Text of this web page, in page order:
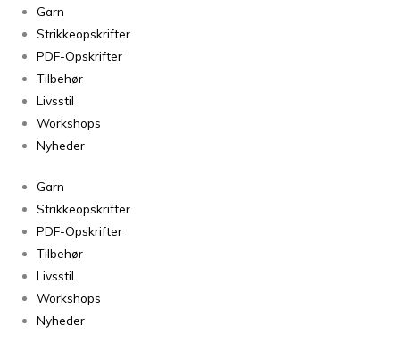
Garn
Strikkeopskrifter
PDF-Opskrifter
Tilbehør
Livsstil
Workshops
Nyheder
Garn
Strikkeopskrifter
PDF-Opskrifter
Tilbehør
Livsstil
Workshops
Nyheder
Cirkler
stribe
Orange
pung